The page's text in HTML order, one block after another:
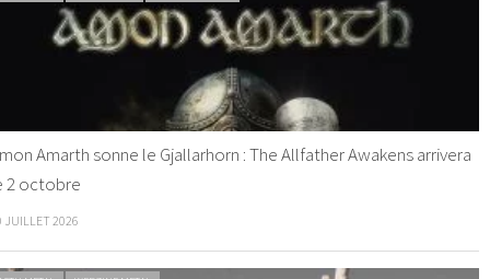
Amarth sonne le Gjallarhorn : The Allfather Awakens arrivera
2 octobre
JUILLET 2026